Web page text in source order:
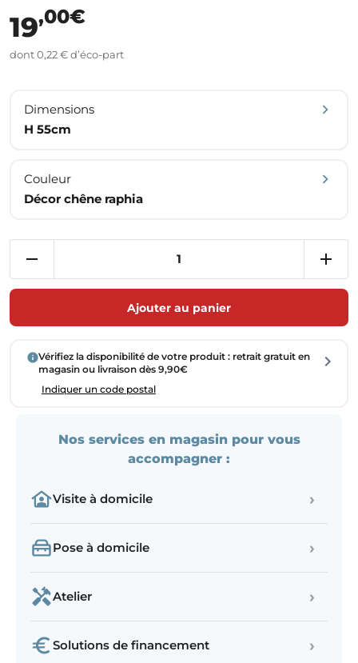
19,00€
dont 0,22 € d’éco-part
Dimensions
H 55cm
Couleur
Décor chêne raphia
Ajouter au panier
Vérifiez la disponibilité de votre produit : retrait gratuit en
magasin ou livraison dès 9,90€
Indiquer un code postal
Nos services en magasin pour vous
accompagner :
Visite à domicile ›
Pose à domicile ›
Atelier ›
Solutions de financement ›